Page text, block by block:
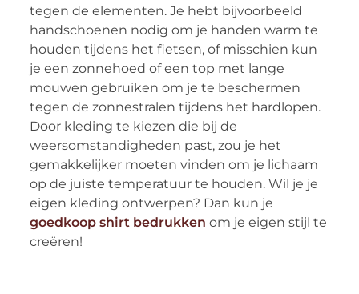
tegen de elementen. Je hebt bijvoorbeeld
handschoenen nodig om je handen warm te
houden tijdens het fietsen, of misschien kun
je een zonnehoed of een top met lange
mouwen gebruiken om je te beschermen
tegen de zonnestralen tijdens het hardlopen.
Door kleding te kiezen die bij de
weersomstandigheden past, zou je het
gemakkelijker moeten vinden om je lichaam
op de juiste temperatuur te houden. Wil je je
eigen kleding ontwerpen? Dan kun je
goedkoop shirt bedrukken om je eigen stijl te
creëren!